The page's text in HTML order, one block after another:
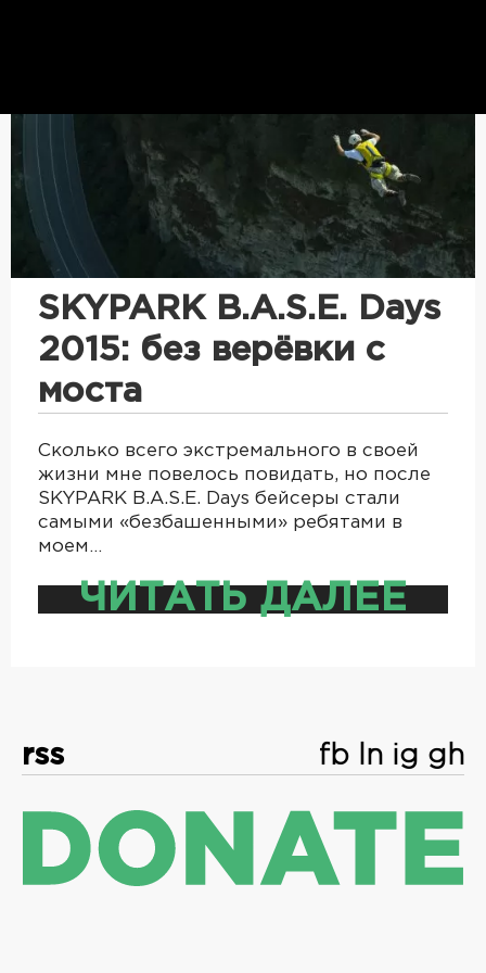
SKYPARK B.A.S.E. Days
2015: без верёвки с
моста
Сколько всего экстремального в своей
жизни мне повелось повидать, но после
SKYPARK B.A.S.E. Days бейсеры стали
самыми «безбашенными» ребятами в
моем…
ЧИТАТЬ ДАЛЕЕ
rss fb ln ig gh